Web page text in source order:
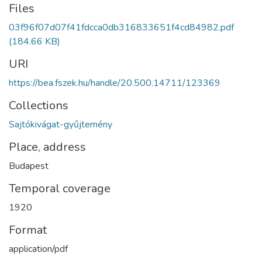
Files
03f96f07d07f41fdcca0db316833651f4cd84982.pdf
(184.66 KB)
URI
https://bea.fszek.hu/handle/20.500.14711/123369
Collections
Sajtókivágat-gyűjtemény
Place, address
Budapest
Temporal coverage
1920
Format
application/pdf